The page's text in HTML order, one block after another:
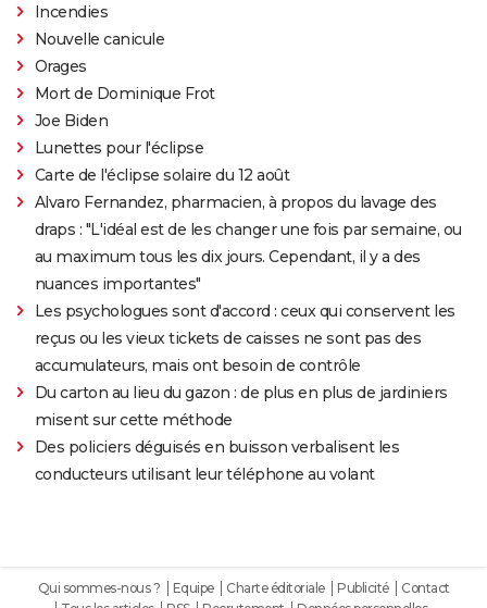
Incendies
Nouvelle canicule
Orages
Mort de Dominique Frot
Joe Biden
Lunettes pour l'éclipse
Carte de l'éclipse solaire du 12 août
Alvaro Fernandez, pharmacien, à propos du lavage des
draps : "L'idéal est de les changer une fois par semaine, ou
au maximum tous les dix jours. Cependant, il y a des
nuances importantes"
Les psychologues sont d'accord : ceux qui conservent les
reçus ou les vieux tickets de caisses ne sont pas des
accumulateurs, mais ont besoin de contrôle
Du carton au lieu du gazon : de plus en plus de jardiniers
misent sur cette méthode
Des policiers déguisés en buisson verbalisent les
conducteurs utilisant leur téléphone au volant
Qui sommes-nous ? Equipe Charte éditoriale Publicité
Contact